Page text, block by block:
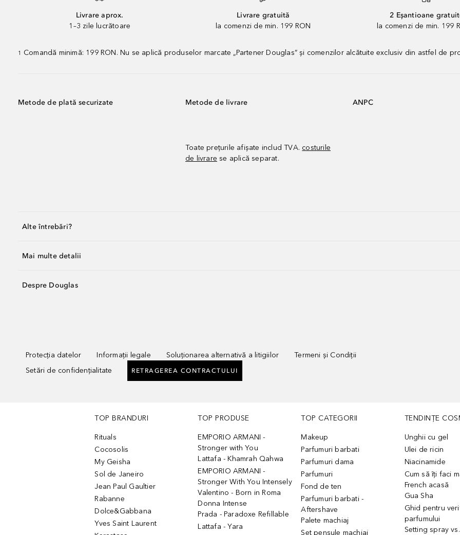
Livrare aprox.
1–3 zile lucrătoare
Livrare gratuită
la comenzi de min. 199 RON
2 Eșantioane
la comenzi de min. 199
1 Comandă minimă: 199 RON. Nu se aplică produselor marcate „Partener Douglas” și comenzilor alcătuite exclusiv din astfel de
Metode de plată securizate Metode de livrare
Toate prețurile afișate includ TVA. costurile
de livrare se aplică separat.
ANPC
Alte întrebări?
Mai multe detalii
Despre Douglas
Protecția datelor Informații legale Soluționarea alternativă a litigiilor
Termeni și Condiții
Setări de confidențialitate
RETRAGEREA CONTRACTULUI
TOP BRANDURI
Rituals
Cocosolis
My Geisha
Sol de Janeiro
Jean Paul Gaultier
Rabanne
Dolce&Gabbana
Yves Saint Laurent
TOP PRODUSE
EMPORIO ARMANI -
Stronger with You
Lattafa - Khamrah Qahwa
EMPORIO ARMANI -
Stronger With You Intensely
Valentino - Born in Roma
Donna Intense
Prada - Paradoxe Refillable
Lattafa - Yara
TOP CATEGORII
Makeup
Parfumuri barbati
Parfumuri dama
Parfumuri
Fond de ten
Parfumuri barbati -
Aftershave
Palete machiaj
Set pensule machiaj
TENDINȚE
Unghii cu gel
Ulei de ricin
Niacinamide
Cum să îți faci
French acasă
Gua Sha
Ghid pentru
parfumului
Setting spray